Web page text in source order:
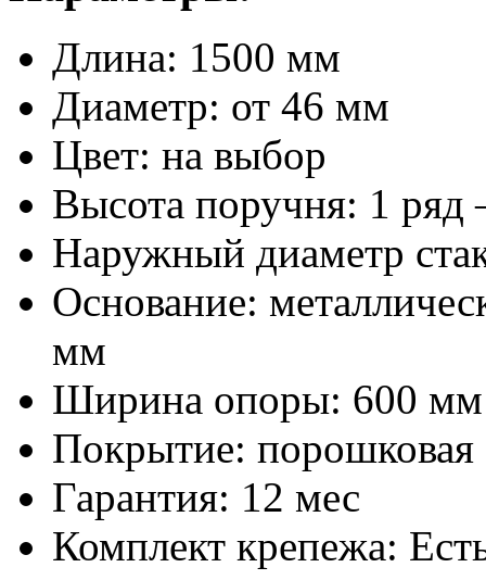
Длина: 1500 мм
Диаметр: от 46 мм
Цвет: на выбор
Высота поручня: 1 ряд
Наружный диаметр
Основание:
мм
Ширина опоры: 600 мм
Покрытие: порошковая
Гарантия: 12 мес
Комплект крепежа: